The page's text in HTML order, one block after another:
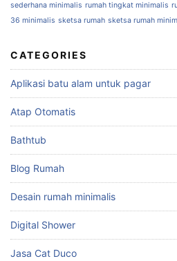
sederhana minimalis rumah tingkat minimalis
36 minimalis sketsa rumah sketsa rumah
CATEGORIES
Aplikasi batu alam untuk pagar
Atap Otomatis
Bathtub
Blog Rumah
Desain rumah minimalis
Digital Shower
Jasa Cat Duco